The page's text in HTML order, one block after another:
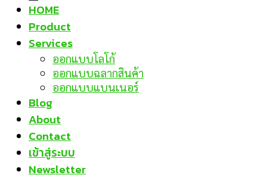
HOME
Product
Services
ออกแบบโลโก้
ออกแบบฉลากสินค้า
ออกแบบแบนเนอร์
Blog
About
Contact
เข้าสู่ระบบ
Newsletter